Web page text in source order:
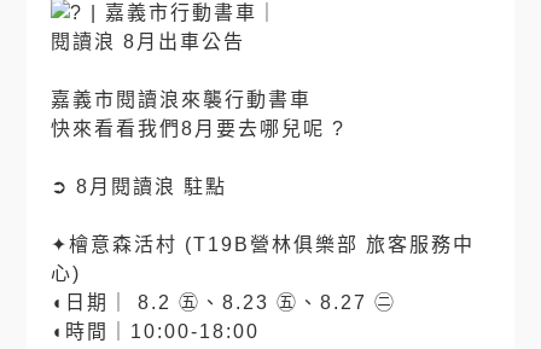
| 嘉義市行動書車｜
閱讀浪 8月出車公告
嘉義市閱讀浪來襲行動書車
快來看看我們8月要去哪兒呢 ?
➲ 8月閱讀浪 駐點
✦檜意森活村 (T19B營林俱樂部 旅客服務中
心)
◖日期｜ 8.2 ㊄、8.23 ㊄、8.27 ㊁
◖時間｜10:00-18:00